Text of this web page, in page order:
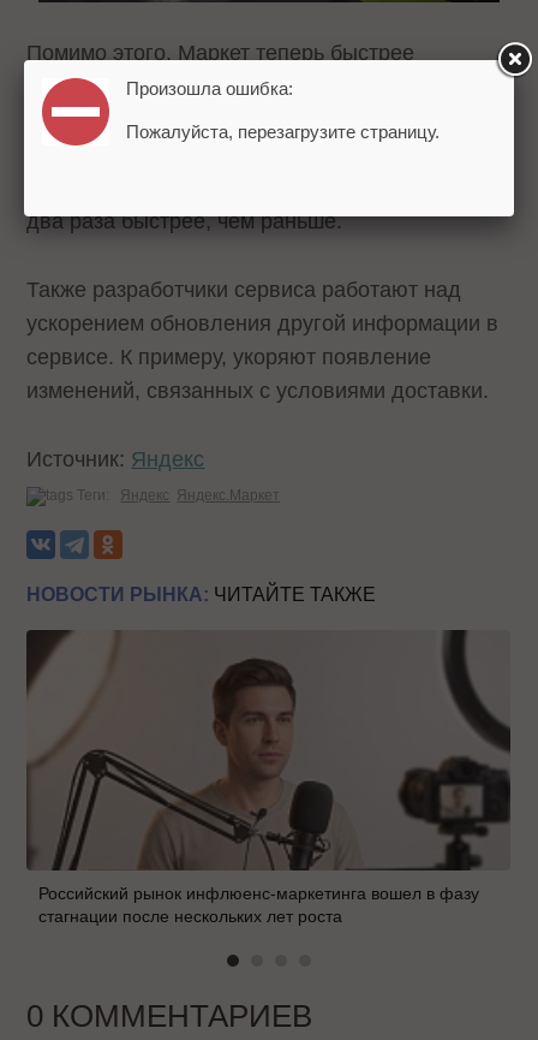
Помимо этого, Маркет теперь быстрее
обновляет цены и скрывает предложения.
Если скорректировать стоимость товара или
два раза быстрее, чем раньше.
Также разработчики сервиса работают над
ускорением обновления другой информации в
сервисе. К примеру, укоряют появление
изменений, связанных с условиями доставки.
Источник: Яндекс
Теги: Яндекс Яндекс.Маркет
НОВОСТИ РЫНКА: ЧИТАЙТЕ ТАКЖЕ
Российский рынок инфлюенс-маркетинга вошел в фазу
стагнации после нескольких лет роста
0 КОММЕНТАРИЕВ
Произошла ошибка:
Пожалуйста, перезагрузите страницу.